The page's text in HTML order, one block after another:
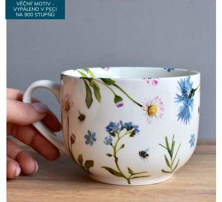
VĚČNÝ MOTIV -
VYPÁLENO V PECI
NA 900 STUPŇŮ